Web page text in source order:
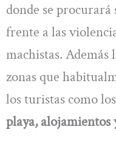
donde se
frente a las
machistas. Además
zonas que
los turistas como los
playa, alojamientos